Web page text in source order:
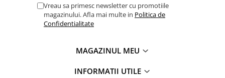
TRICOURI FORD
TRICOURI HONDA
Vreau sa primesc newsletter cu promotiile
magazinului. Afla mai multe in Politica de
Confidentialitate
MAGAZINUL MEU
INFORMATII UTILE